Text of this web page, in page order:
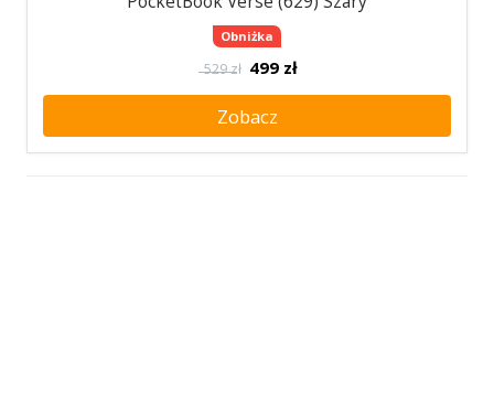
Obniżka
529 zł 499 zł
Zobacz